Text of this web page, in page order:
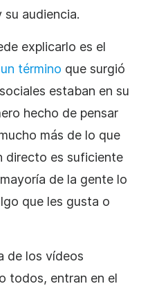
audiencia.
explicarlo es el
un término que surgió
estaban en su
hecho de pensar
más de lo que
directo es suficiente
de la gente lo
que les gusta o
de los vídeos
todos, entran en el